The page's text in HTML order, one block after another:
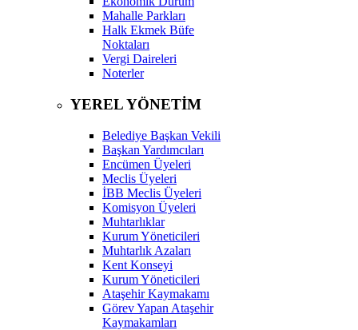
Mahalle Parkları
Halk Ekmek Büfe
Noktaları
Vergi Daireleri
Noterler
YEREL YÖNETİM
Belediye Başkan Vekili
Başkan Yardımcıları
Encümen Üyeleri
Meclis Üyeleri
İBB Meclis Üyeleri
Komisyon Üyeleri
Muhtarlıklar
Kurum Yöneticileri
Muhtarlık Azaları
Kent Konseyi
Kurum Yöneticileri
Ataşehir Kaymakamı
Görev Yapan Ataşehir
Kaymakamları